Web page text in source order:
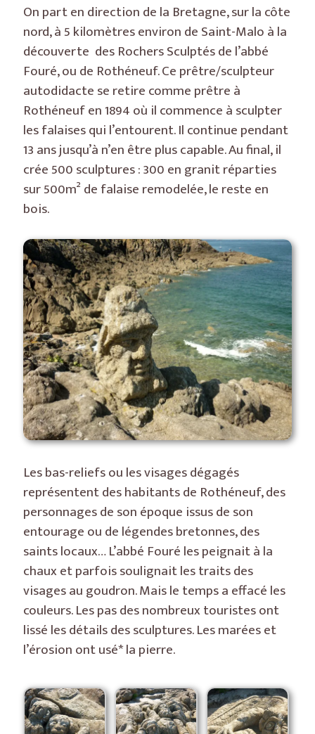
On part en direction de la Bretagne, sur la côte
nord, à 5 kilomètres environ de Saint-Malo à la
découverte des Rochers Sculptés de l’abbé
Fouré, ou de Rothéneuf. Ce prêtre/sculpteur
autodidacte se retire comme prêtre à
Rothéneuf en 1894 où il commence à sculpter
les falaises qui l’entourent. Il continue pendant
13 ans jusqu’à n’en être plus capable. Au final, il
crée 500 sculptures : 300 en granit réparties
sur 500m² de falaise remodelée, le reste en
bois.
Les bas-reliefs ou les visages dégagés
représentent des habitants de Rothéneuf, des
personnages de son époque issus de son
entourage ou de légendes bretonnes, des
saints locaux… L’abbé Fouré les peignait à la
chaux et parfois soulignait les traits des
visages au goudron. Mais le temps a effacé les
couleurs. Les pas des nombreux touristes ont
lissé les détails des sculptures. Les marées et
l’érosion ont usé* la pierre.